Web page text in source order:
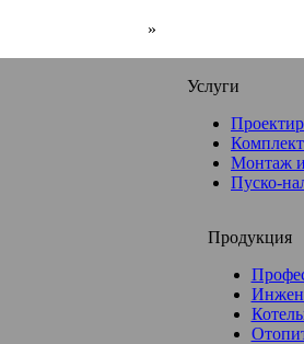
»
Услуги
Монтаж
Пуско-
Продукция